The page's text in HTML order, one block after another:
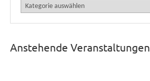
Kategorien
Anstehende Veranstaltungen